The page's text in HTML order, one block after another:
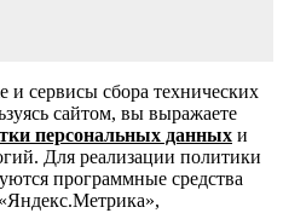
и сервисы сбора технических
сайтом, вы выражаете
персональных данных и
Для реализации политики
программные средства